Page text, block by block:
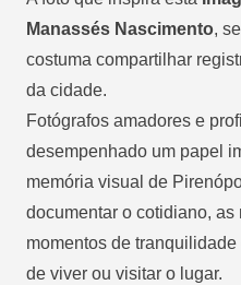
Manassés Nascimento,
costuma compartilhar
da cidade.
Fotógrafos amadores e
desempenhado um papel
memória visual de
documentar o cotidiano,
momentos de
de viver ou visitar o lugar.